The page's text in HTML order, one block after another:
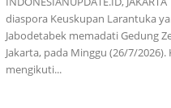
diaspora Keuskupan Larantuka
Jabodetabek memadati Gedung
Jakarta, pada Minggu (26/7/
mengikuti...